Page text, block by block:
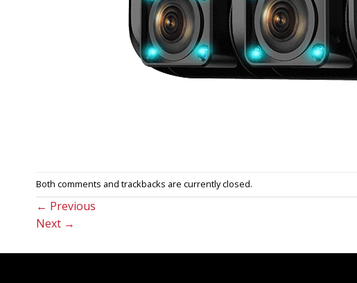
Both comments and trackbacks are currently closed.
← Previous
Next →